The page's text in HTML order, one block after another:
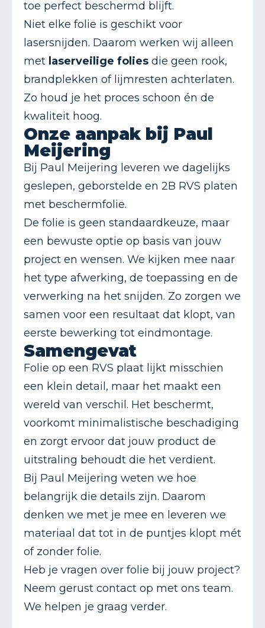
toe perfect beschermd blijft.
Niet elke folie is geschikt voor
lasersnijden. Daarom werken wij alleen
met laserveilige folies die geen rook,
brandplekken of lijmresten achterlaten.
Zo houd je het proces schoon én de
kwaliteit hoog.
Onze aanpak bij Paul
Meijering
Bij Paul Meijering leveren we dagelijks
geslepen, geborstelde en 2B RVS platen
met beschermfolie.
De folie is geen standaardkeuze, maar
een bewuste optie op basis van jouw
project en wensen. We kijken mee naar
het type afwerking, de toepassing en de
verwerking na het snijden. Zo zorgen we
samen voor een resultaat dat klopt, van
eerste bewerking tot eindmontage.
Samengevat
Folie op een RVS plaat lijkt misschien
een klein detail, maar het maakt een
wereld van verschil. Het beschermt,
voorkomt minimalistische beschadiging
en zorgt ervoor dat jouw product de
uitstraling behoudt die het verdient.
Bij Paul Meijering weten we hoe
belangrijk die details zijn. Daarom
denken we met je mee en leveren we
materiaal dat tot in de puntjes klopt mét
of zonder folie.
Heb je vragen over folie bij jouw project?
Neem gerust contact op met ons team.
We helpen je graag verder.